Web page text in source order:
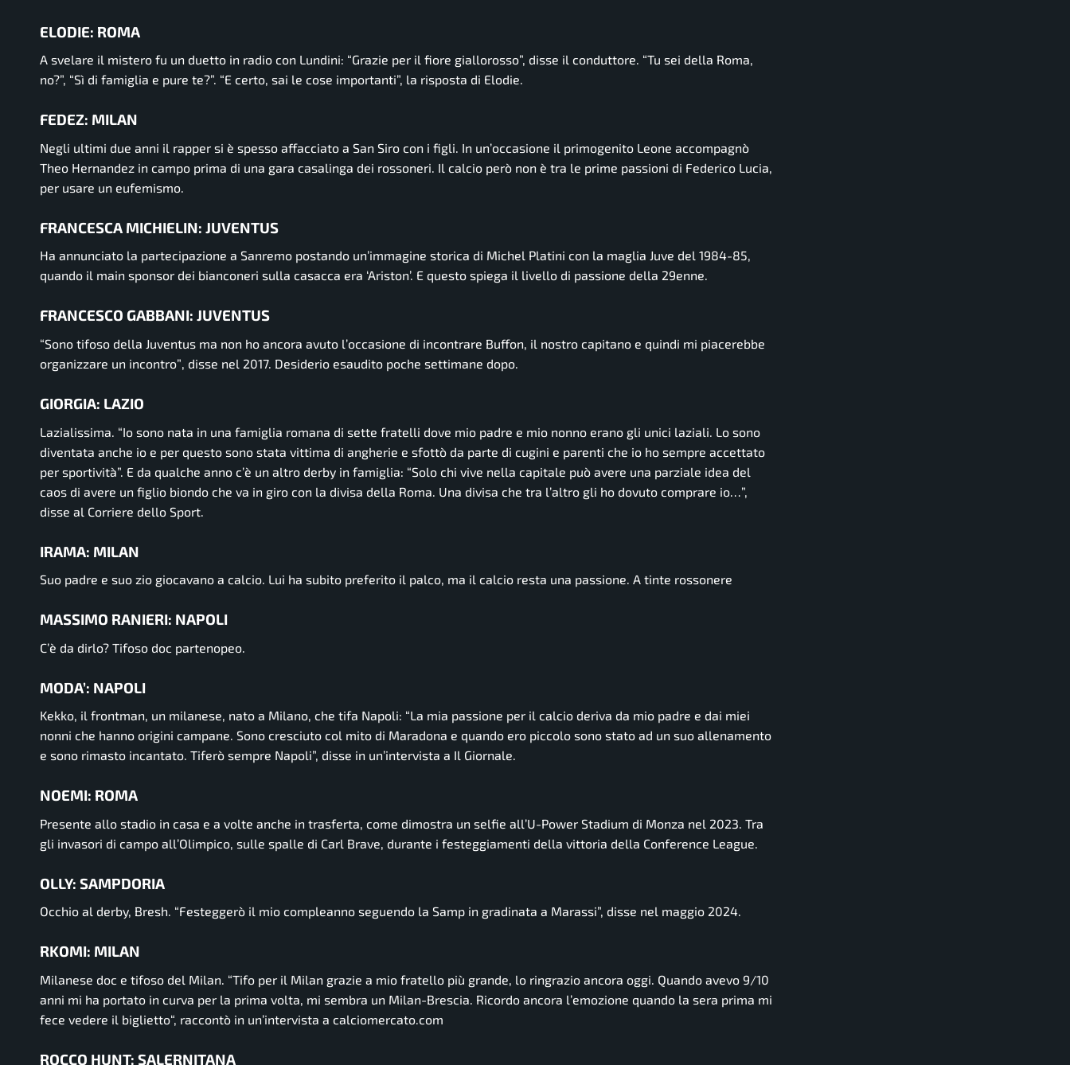
ELODIE: ROMA
A svelare il mistero fu un duetto in radio con Lundini: “Grazie per il fiore giallorosso”, disse il conduttore. “Tu sei della Roma,
no?”, “Sì di famiglia e pure te?”. “E certo, sai le cose importanti”, la risposta di Elodie.
FEDEZ: MILAN
Negli ultimi due anni il rapper si è spesso affacciato a San Siro con i figli. In un’occasione il primogenito Leone accompagnò
Theo Hernandez in campo prima di una gara casalinga dei rossoneri. Il calcio però non è tra le prime passioni di Federico Lucia,
per usare un eufemismo.
FRANCESCA MICHIELIN: JUVENTUS
Ha annunciato la partecipazione a Sanremo postando un’immagine storica di Michel Platini con la maglia Juve del 1984-85,
quando il main sponsor dei bianconeri sulla casacca era ‘Ariston’. E questo spiega il livello di passione della 29enne.
FRANCESCO GABBANI: JUVENTUS
“Sono tifoso della Juventus ma non ho ancora avuto l’occasione di incontrare Buffon, il nostro capitano e quindi mi piacerebbe
organizzare un incontro”, disse nel 2017. Desiderio esaudito poche settimane dopo.
GIORGIA: LAZIO
Lazialissima. “Io sono nata in una famiglia romana di sette fratelli dove mio padre e mio nonno erano gli unici laziali. Lo sono
diventata anche io e per questo sono stata vittima di angherie e sfottò da parte di cugini e parenti che io ho sempre accettato
per sportività”. E da qualche anno c’è un altro derby in famiglia: “Solo chi vive nella capitale può avere una parziale idea del
caos di avere un figlio biondo che va in giro con la divisa della Roma. Una divisa che tra l’altro gli ho dovuto comprare io…”,
disse al Corriere dello Sport.
IRAMA: MILAN
Suo padre e suo zio giocavano a calcio. Lui ha subito preferito il palco, ma il calcio resta una passione. A tinte rossonere
MASSIMO RANIERI: NAPOLI
C’è da dirlo? Tifoso doc partenopeo.
MODA’: NAPOLI
Kekko, il frontman, un milanese, nato a Milano, che tifa Napoli: “La mia passione per il calcio deriva da mio padre e dai miei
nonni che hanno origini campane. Sono cresciuto col mito di Maradona e quando ero piccolo sono stato ad un suo allenamento
e sono rimasto incantato. Tiferò sempre Napoli”, disse in un’intervista a Il Giornale.
NOEMI: ROMA
Presente allo stadio in casa e a volte anche in trasferta, come dimostra un selfie all’U-Power Stadium di Monza nel 2023. Tra
gli invasori di campo all’Olimpico, sulle spalle di Carl Brave, durante i festeggiamenti della vittoria della Conference League.
OLLY: SAMPDORIA
Occhio al derby, Bresh. “Festeggerò il mio compleanno seguendo la Samp in gradinata a Marassi”, disse nel maggio 2024.
RKOMI: MILAN
Milanese doc e tifoso del Milan. “Tifo per il Milan grazie a mio fratello più grande, lo ringrazio ancora oggi. Quando avevo 9/10
anni mi ha portato in curva per la prima volta, mi sembra un Milan-Brescia. Ricordo ancora l’emozione quando la sera prima mi
fece vedere il biglietto“, raccontò in un’intervista a calciomercato.com
ROCCO HUNT: SALERNITANA